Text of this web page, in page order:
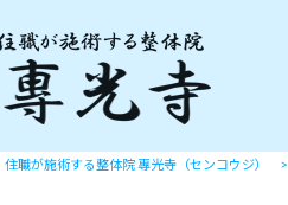
住職が施術する整体院 專光寺（センコウジ） >